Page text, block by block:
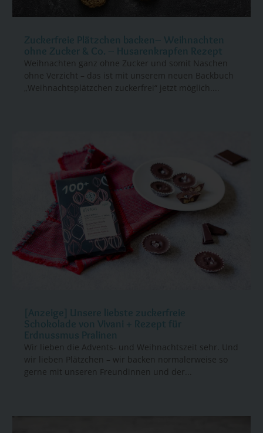
Zuckerfreie Plätzchen backen– Weihnachten
ohne Zucker & Co. – Husarenkrapfen Rezept
Weihnachten ganz ohne Zucker und somit Naschen
ohne Verzicht – das ist mit unserem neuen Backbuch
„Weihnachtsplätzchen zuckerfrei“ jetzt möglich....
[Anzeige] Unsere liebste zuckerfreie
Schokolade von Vivani + Rezept für
Erdnussmus Pralinen
Wir lieben die Advents- und Weihnachtszeit sehr. Und
wir lieben Plätzchen – wir backen normalerweise so
gerne mit unseren Freundinnen und der...